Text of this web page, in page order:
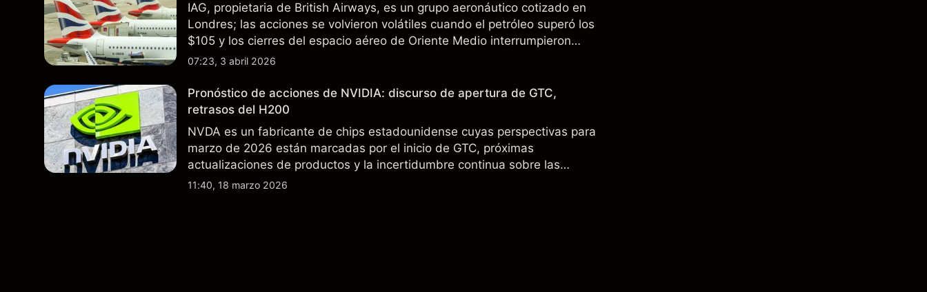
IAG, propietaria de British Airways, es un grupo aeronáutico cotizado en
Londres; las acciones se volvieron volátiles cuando el petróleo superó los
$105 y los cierres del espacio aéreo de Oriente Medio interrumpieron
rutas. El rendimiento pasado no es un indicador fiable de resultados
07:23, 3 abril 2026
Pronóstico de acciones de NVIDIA: discurso de apertura de GTC,
retrasos del H200
NVDA es un fabricante de chips estadounidense cuyas perspectivas para
marzo de 2026 están marcadas por el inicio de GTC, próximas
actualizaciones de productos y la incertidumbre continua sobre las
exportaciones del H200 a China. El rendimiento pasado no es un
11:40, 18 marzo 2026